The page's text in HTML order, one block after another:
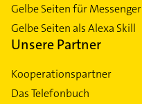
Gelbe Seiten für Messenger
Gelbe Seiten als Alexa Skill
Unsere Partner
Kooperationspartner
Das Telefonbuch